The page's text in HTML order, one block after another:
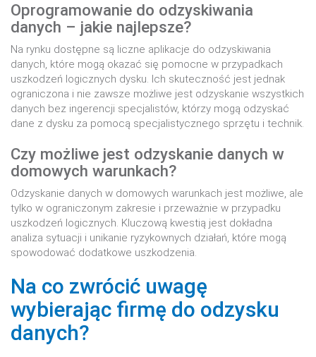
Oprogramowanie do odzyskiwania
danych – jakie najlepsze?
Na rynku dostępne są liczne aplikacje do odzyskiwania
danych, które mogą okazać się pomocne w przypadkach
uszkodzeń logicznych dysku. Ich skuteczność jest jednak
ograniczona i nie zawsze możliwe jest odzyskanie wszystkich
danych bez ingerencji specjalistów, którzy mogą odzyskać
dane z dysku za pomocą specjalistycznego sprzętu i technik.
Czy możliwe jest odzyskanie danych w
domowych warunkach?
Odzyskanie danych w domowych warunkach jest możliwe, ale
tylko w ograniczonym zakresie i przeważnie w przypadku
uszkodzeń logicznych. Kluczową kwestią jest dokładna
analiza sytuacji i unikanie ryzykownych działań, które mogą
spowodować dodatkowe uszkodzenia.
Na co zwrócić uwagę
wybierając firmę do odzysku
danych?